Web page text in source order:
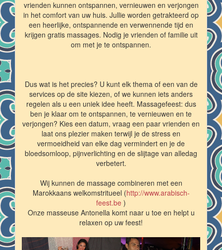
vrienden kunnen ontspannen, vernieuwen en verjongen
in het comfort van uw huis. Jullie worden getrakteerd op
een heerlijke, ontspannende en verwennende tijd en
krijgen gratis massages. Nodig je vrienden of familie uit
om met je te ontspannen.
Dus wat is het precies? U kunt elk thema of een van de
services op de site kiezen, of we kunnen iets anders
regelen als u een uniek idee heeft. Massagefeest: dus
ben je klaar om te ontspannen, te vernieuwen en te
verjongen? Kies een datum, vraag een paar vrienden en
laat ons plezier maken terwijl je de stress en
vermoeidheid van elke dag vermindert en je de
bloedsomloop, pijnverlichting en de slijtage van alledag
verbetert.
Wij kunnen de massage combineren met een
Marokkaans welkomstritueel (http://www.arabisch-
feest.be )
Onze masseuse Antonella komt naar u toe en helpt u
relaxen op uw feest!